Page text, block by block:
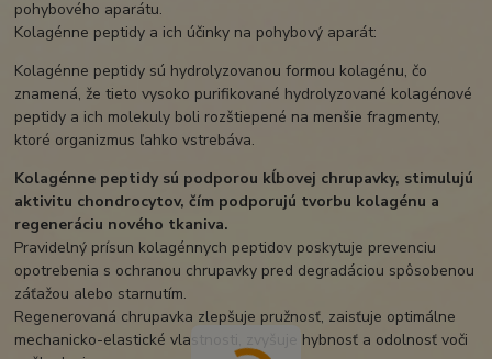
pohybového aparátu.
Kolagénne peptidy a ich účinky na pohybový aparát:
Kolagénne peptidy sú hydrolyzovanou formou kolagénu, čo
znamená, že tieto vysoko purifikované hydrolyzované kolagénové
peptidy a ich molekuly boli rozštiepené na menšie fragmenty,
ktoré organizmus ľahko vstrebáva.
Kolagénne peptidy sú podporou kĺbovej chrupavky, stimulujú
aktivitu chondrocytov, čím podporujú tvorbu kolagénu a
regeneráciu nového tkaniva.
Pravidelný prísun kolagénnych peptidov poskytuje prevenciu
opotrebenia s ochranou chrupavky pred degradáciou spôsobenou
záťažou alebo starnutím.
Regenerovaná chrupavka zlepšuje pružnosť, zaisťuje optimálne
mechanicko-elastické vlastnosti, zvyšuje hybnosť a odolnosť voči